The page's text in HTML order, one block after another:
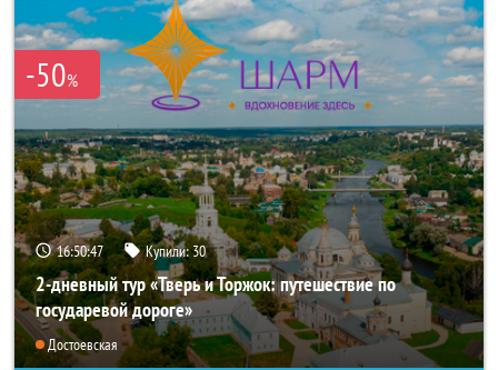
-50%
16:50:44 Купили:30
2-дневный тур «Тверь и Торжок: путешествие по
государевой дороге»
Достоевская